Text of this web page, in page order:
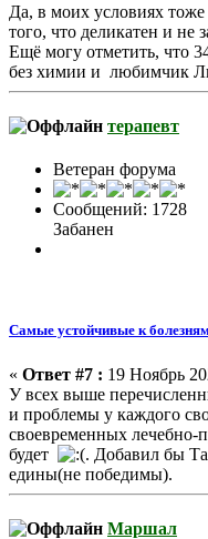
Да, в моих условиях
того, что деликатен и не
Ещё могу отметить, что
без химии и любимчик
терапевт
Ветеран форума
Сообщений: 1728
Забанен
Самые устойчивые к
« Ответ #7 : 19 Ноябрь
У всех выше
и проблемы у каждого
своевременных лечебно-
будет
. Добавил бы
едины(не победимы).
Маршал